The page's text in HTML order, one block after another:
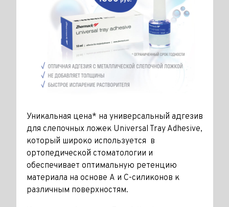
Уникальная цена* на универсальный адгезив
для слепочных ложек Universal Tray Adhesive,
который широко используется в
ортопедической стоматологии и
обеспечивает оптимальную ретенцию
материала на основе А и С-силиконов к
различным поверхностям.